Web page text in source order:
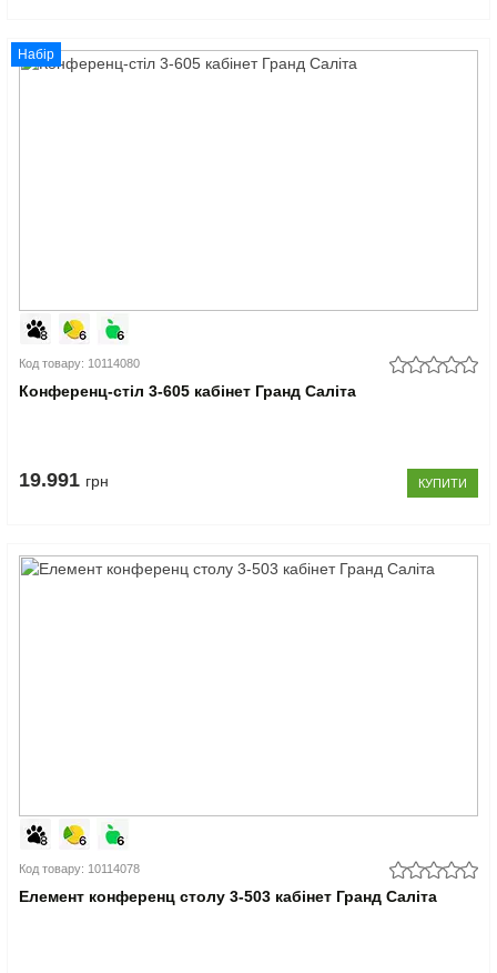
Набір
Код товару: 10114080
Конференц-стіл 3-605 кабінет Гранд Саліта
19.991 грн КУПИТИ
Код товару: 10114078
Елемент конференц столу 3-503 кабінет Гранд Саліта